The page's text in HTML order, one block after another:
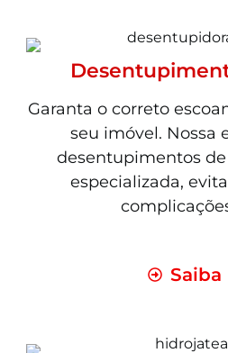
Garanta o correto
seu imóvel. Nossa
desentupimentos
especializada,
Saiba